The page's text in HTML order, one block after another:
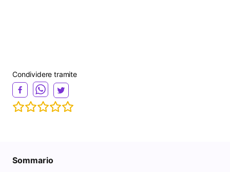
Condividere tramite
Sommario